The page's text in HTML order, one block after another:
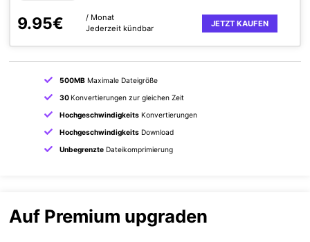
9.95€
/ Monat
Jederzeit kündbar
JETZT KAUFEN
500MBMaximale Dateigröße
30 Konvertierungen zur gleichen Zeit
HochgeschwindigkeitsKonvertierungen
HochgeschwindigkeitsDownload
UnbegrenzteDateikomprimierung
Auf Premium upgraden